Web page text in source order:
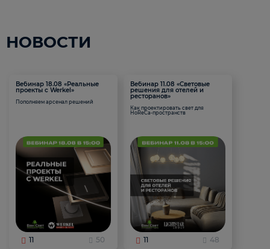
НОВОСТИ
Вебинар 18.08 «Реальные
проекты с Werkel»
Пополняем арсенал решений
11 50
Вебинар 11.08 «Световые
решения для отелей и
ресторанов»
Как проектировать свет для
HoReCa-пространств
11 48